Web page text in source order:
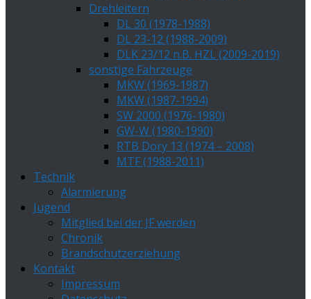
Drehleitern
DL 30 (1978-1988)
DL 23-12 (1988-2009)
DLK 23/12 n.B. HZL (2009-2019)
sonstige Fahrzeuge
MKW (1969-1987)
MKW (1987-1994)
SW 2000 (1976-1980)
GW-W (1980-1990)
RTB Dory 13 (1974 – 2008)
MTF (1988-2011)
Technik
Alarmierung
Jugend
Mitglied bei der JF werden
Chronik
Brandschutzerziehung
Kontakt
Impressum